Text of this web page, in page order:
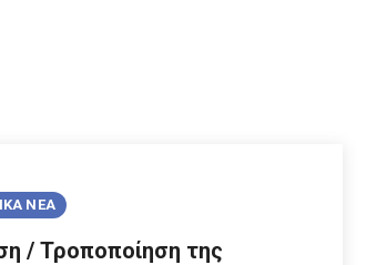
ΝΕΑ
/ Τροποποίηση της